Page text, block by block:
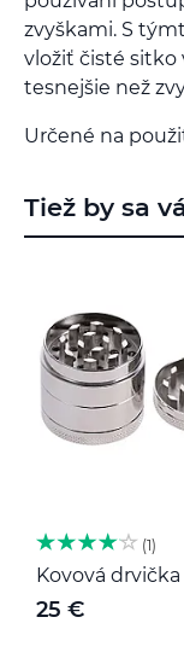
zvyškami. S
vložiť čisté sitko
tesnejšie než
Určené na
Tiež by sa
1
Kovová drvička
25 €